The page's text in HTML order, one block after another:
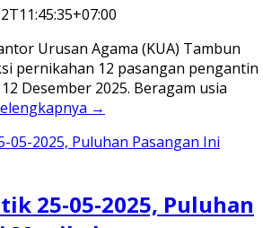
Urusan Agama (KUA) Tambun
pernikahan 12 pasangan pengantin
Desember 2025. Beragam usia
→
25-05-2025, Puluhan